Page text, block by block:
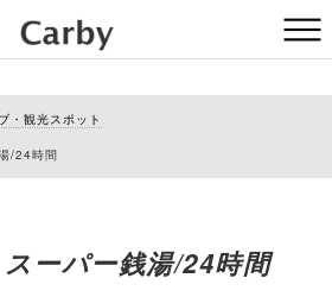
・観光スポット
/24時間
ーパー銭湯/24時間